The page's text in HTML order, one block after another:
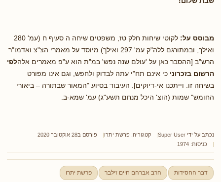
מבוסס על:
לקוטי שיחות חלק טז, משפטים שיחה ה סעיף ח (עמ' 280
ואילך, ובמתורגם ללה"ק עמ' 297 ואילך) מיוסד על מאמרי הצ"צ ואדמו"ר
הרש"ב [ההסבר כאן על 'עולם שנה נפש' במ"ת הוא ע"פ מאמרים אלהלפי
הרשום בזכרוני כי אינם תח"י עתה לבדוק ולחפש, וגם אינו מפורט
בשיחה זו. וייתכנו אי-דיוקים]. העיבוד בסיוע "המאור שבתורה – ביאורי
החומש" שמות (הוצ' היכל מנחם תשע"ג) עמ' שמא-ב.
נכתב על ידי Super User קטגוריה: פרשת יתרו
פורסם ב28 אוקטובר 2020
כניסות: 1974
דבר החסידות הרב אברהם חיים זילבר פרשת יתרו